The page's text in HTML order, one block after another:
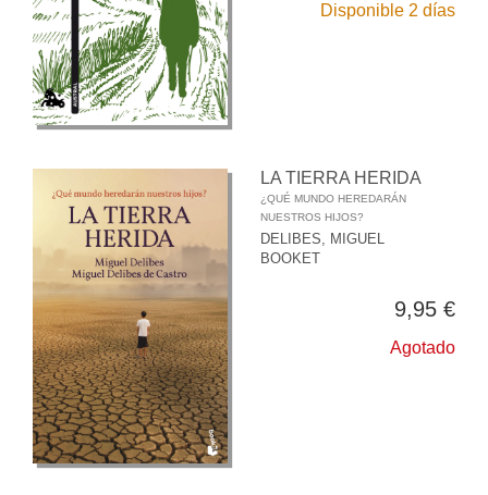
Disponible 2 días
LA TIERRA HERIDA
¿QUÉ MUNDO HEREDARÁN
NUESTROS HIJOS?
DELIBES, MIGUEL
BOOKET
9,95 €
Agotado